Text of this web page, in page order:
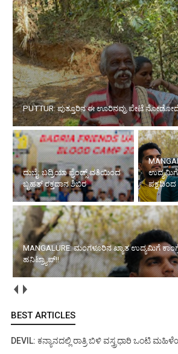
PUTTUR: ಪುತ್ತೂರಿನ ಈ ಊರಿನವ್ರು ಪೇಟೆ
ದುಬೈ: ಬದ್ರಿಯಾ ಫ್ರೆಂಡ್ಸ್ ವತಿಯಿಂದ
ಬೃಹತ್ ರಕ್ತದಾನ ಶಿಬಿರ
ಉದ್ಯಮಿಗೆ
MANGALURE: ಮಂಗಳೂರಿನ ಖ್ಯಾತ ಉದ್ಯಮಿಗೆ
ಹನಿಟ್ರ್ಯಾಪ್!!
BEST ARTICLES
DEVIL: ಕನ್ಯಾನದಲ್ಲಿ ರಾತ್ರಿ ಬಿಳಿ ವಸ್ತ್ರಧಾರಿ ಒಂಟಿ